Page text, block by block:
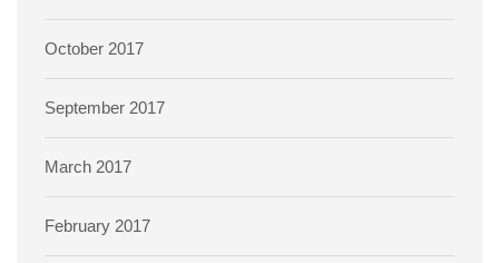
October 2017
September 2017
March 2017
February 2017